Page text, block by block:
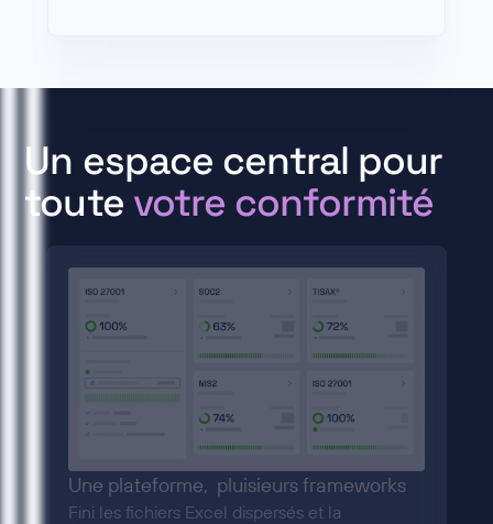
Un espace central pour
toute votre conformité
Une plateforme, pluisieurs frameworks
Fini les fichiers Excel dispersés et la